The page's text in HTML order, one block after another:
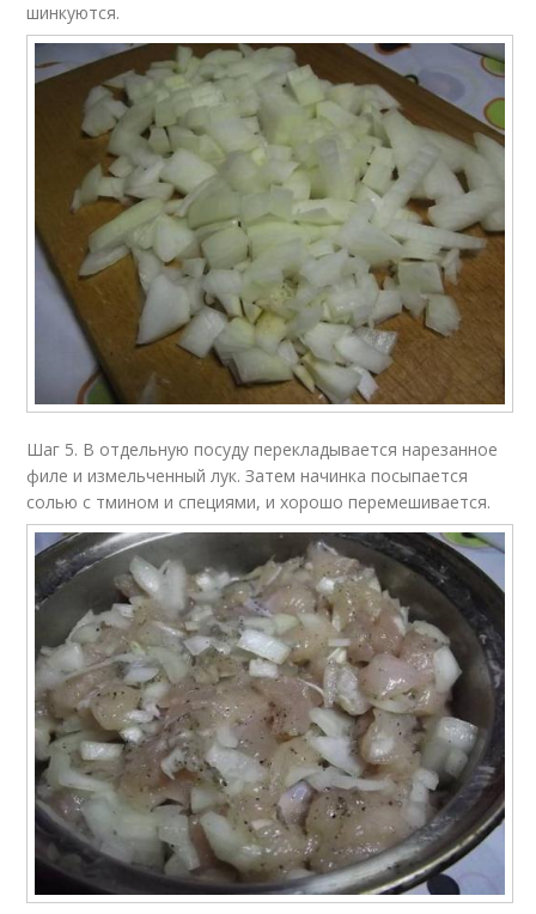
шинкуются.
Шаг 5. В отдельную посуду перекладывается нарезанное
филе и измельченный лук. Затем начинка посыпается
солью с тмином и специями, и хорошо перемешивается.